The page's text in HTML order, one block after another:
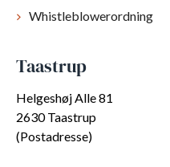
Whistleblowerordning
Taastrup
Helgeshøj Alle 81
2630 Taastrup
(Postadresse)